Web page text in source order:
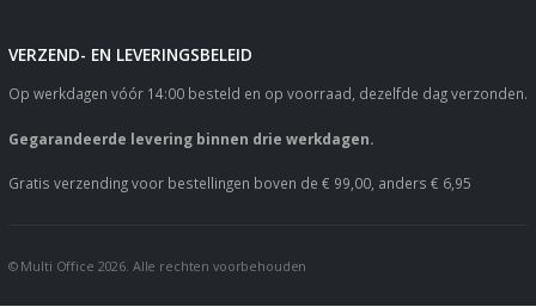
VERZEND- EN LEVERINGSBELEID
Op werkdagen vóór 14:00 besteld en op voorraad, dezelfde dag verzonden.
Gegarandeerde levering binnen drie werkdagen.
Gratis verzending voor bestellingen boven de € 99,00, anders € 6,95
© Multi Office 2026. Alle rechten voorbehouden